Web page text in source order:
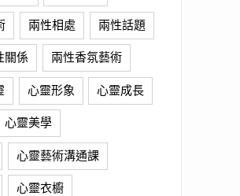
兩性相處 兩性話題
關係 兩性香氛藝術
心靈形象 心靈成長
心靈美學
心靈藝術溝通課
心靈衣櫥